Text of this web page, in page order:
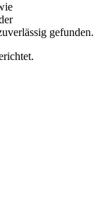
gefunden.